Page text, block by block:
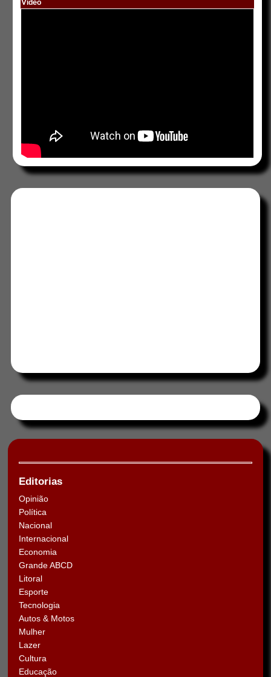
Vídeo
Editorias
Opinião
Política
Nacional
Internacional
Economia
Grande ABCD
Litoral
Esporte
Tecnologia
Autos & Motos
Mulher
Lazer
Cultura
Educação